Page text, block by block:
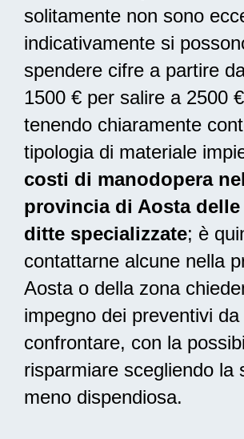
solitamente non sono
indicativamente si
spendere cifre a partire
1500 € per salire a 2500
tenendo chiaramente
tipologia di materiale
costi di manodopera
provincia di Aosta
ditte specializzate; è
contattarne alcune nella
Aosta o della zona
impegno dei preventivi da
confrontare, con la
risparmiare scegliendo la
meno dispendiosa.